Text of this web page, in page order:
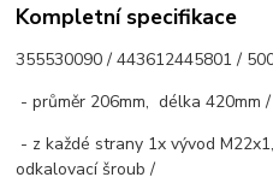
Kompletní specifikace
355530090 / 443612445801 /
- průměr 206mm, délka 420mm /
- z každé strany 1x vývod
odkalovací šroub /